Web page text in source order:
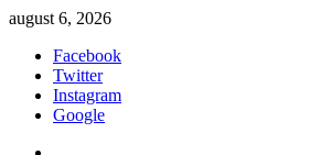
Sari
conținut
august 6, 2026
Facebook
Twitter
Instagram
Google